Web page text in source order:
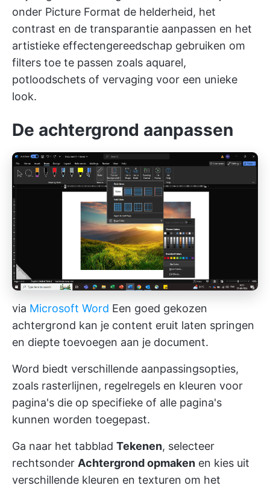
onder Picture Format de helderheid, het
contrast en de transparantie aanpassen en het
artistieke effectengereedschap gebruiken om
filters toe te passen zoals aquarel,
potloodschets of vervaging voor een unieke
look.
De achtergrond aanpassen
via Microsoft Word Een goed gekozen
achtergrond kan je content eruit laten springen
en diepte toevoegen aan je document.
Word biedt verschillende aanpassingsopties,
zoals rasterlijnen, regelregels en kleuren voor
pagina's die op specifieke of alle pagina's
kunnen worden toegepast.
Ga naar het tabblad Tekenen, selecteer
rechtsonder Achtergrond opmaken en kies uit
verschillende kleuren en texturen om het